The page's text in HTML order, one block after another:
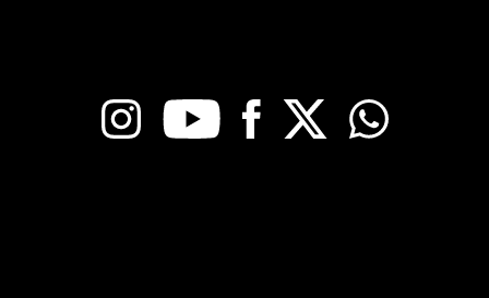
InstagramYoutube Facebook
X Whatsapp